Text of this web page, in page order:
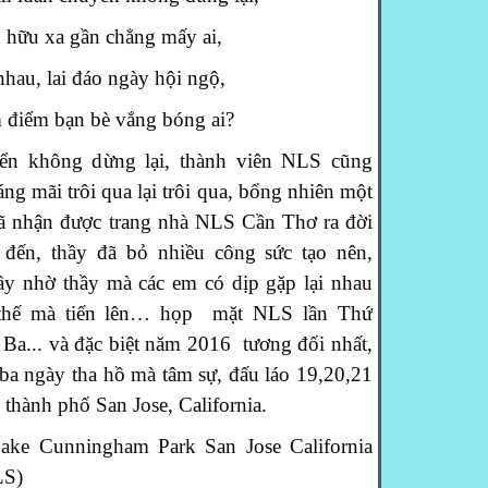
hữu xa gần chẳng mấy ai,
lai đáo ngày hội ngộ,
bạn bè vắng bóng ai?
không dừng lại, thành viên NLS cũng
mãi trôi qua lại trôi qua, bổng nhiên một
nhận được trang nhà NLS Cần Thơ ra đời
thầy đã bỏ nhiều công sức tạo nên,
nhờ thầy mà các em có dịp gặp lại nhau
mà tiến lên… họp mặt NLS lần Thứ
và đặc biệt năm 2016 tương đối nhất,
ngày tha hồ mà tâm sự, đấu láo 19,20,21
phố San Jose, California.
Cunningham Park San Jose California